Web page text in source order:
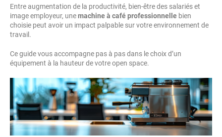
Entre augmentation de la productivité, bien-être des salariés et
image employeur, unemachine à café professionnelle bien
choisie peut avoir un impact palpable sur votre environnement de
travail.
Ce guide vous accompagne pas à pas dans le choix d’un
équipement à la hauteur de votre open space.